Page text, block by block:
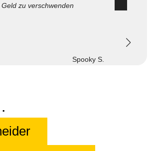
zu verschwenden
Spooky S.